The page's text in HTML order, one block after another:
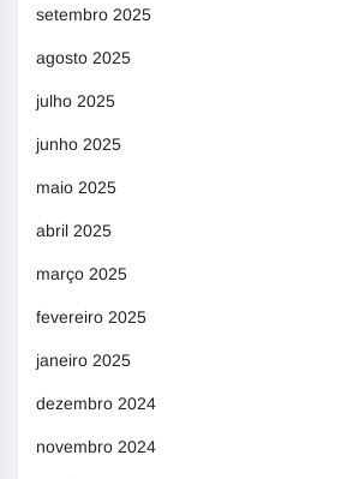
setembro 2025
agosto 2025
julho 2025
junho 2025
maio 2025
abril 2025
março 2025
fevereiro 2025
janeiro 2025
dezembro 2024
novembro 2024